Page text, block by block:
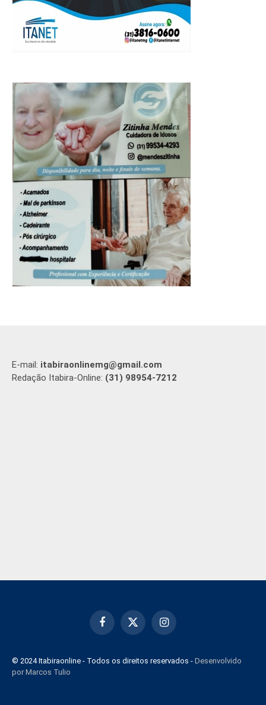
E-mail: itabiraonlinemg@gmail.com
Redação Itabira-Online: (31) 98954-7212
Facebook
X
Instagram
© 2024 Itabiraonline - Todos os direitos reservados - Desenvolvido
por Marcos Tulio